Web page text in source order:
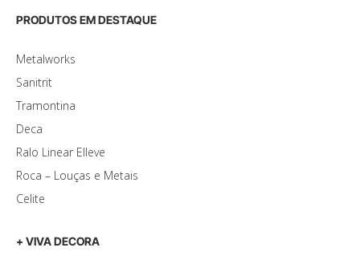
PRODUTOS EM DESTAQUE
Metalworks
Sanitrit
Tramontina
Deca
Ralo Linear Elleve
Roca – Louças e Metais
Celite
+ VIVA DECORA